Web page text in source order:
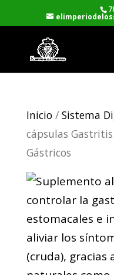
Inicio/ Sistema
cápsulas
Gástricos